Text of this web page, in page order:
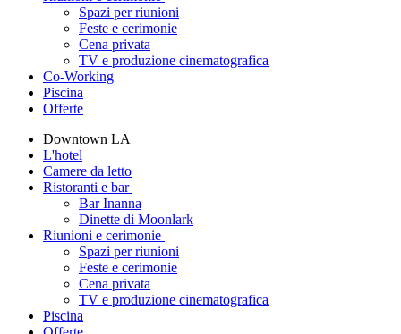
Spazi per riunioni
Feste e cerimonie
Cena privata
TV e produzione cinematografica
Co-Working
Piscina
Offerte
Downtown LA
L'hotel
Camere da letto
Ristoranti e bar
Bar Inanna
Dinette di Moonlark
Riunioni e cerimonie
Spazi per riunioni
Feste e cerimonie
Cena privata
TV e produzione cinematografica
Piscina